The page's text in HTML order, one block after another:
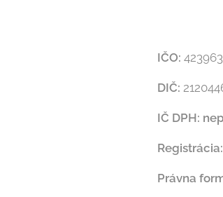
IČO:
DIČ:
IČ DPH:
Registrácia:
Právna